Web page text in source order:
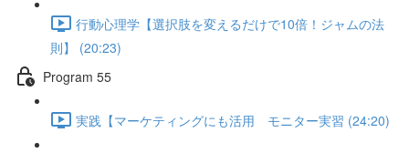
行動心理学【選択肢を変えるだけで10倍！ジャムの法
則】 (20:23)
Program 55
実践【マーケティングにも活用 モニター実習 (24:20)